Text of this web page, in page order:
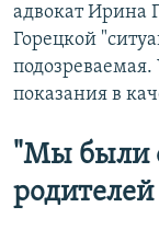
адвокат Ирина
Горецкой
показания в
"Мы были
родителей